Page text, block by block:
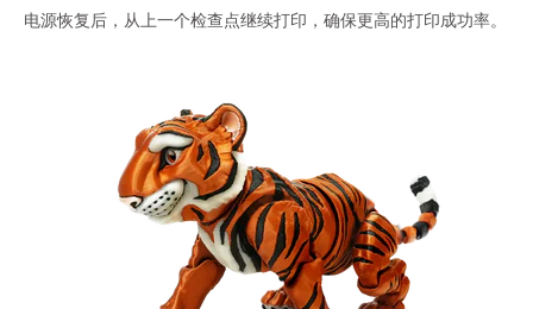
电源恢复后，从上一个检查点继续打印，确保更高的打印成功率。